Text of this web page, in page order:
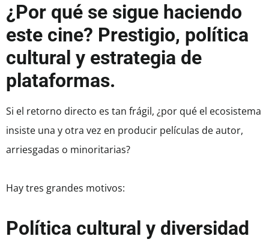
¿Por qué se sigue haciendo
este cine? Prestigio, política
cultural y estrategia de
plataformas.
Si el retorno directo es tan frágil, ¿por qué el ecosistema
insiste una y otra vez en producir películas de autor,
arriesgadas o minoritarias?
Hay tres grandes motivos:
Política cultural y diversidad